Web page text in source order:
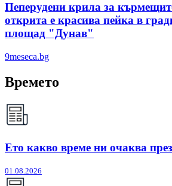
Пеперудени крила за
открита е красива пейка в
площад "Дунав"
9meseca.bg
Времето
Ето какво време ни очаква
01.08.2026